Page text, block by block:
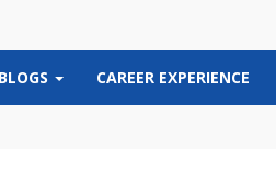
CAREER EXPERIENCE